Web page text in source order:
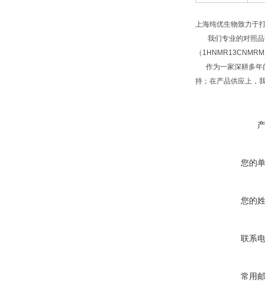
上海纯优生物致力于
我们专业的对照品
（
作为一家深耕多年
持；在产品供应上，
您的
您的
联系
常用